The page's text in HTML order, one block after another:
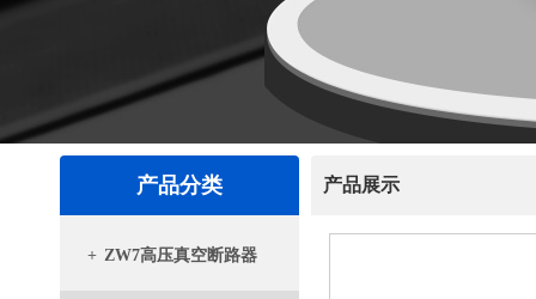
产品分类
+ ZW7高压真空断路器
产品展示